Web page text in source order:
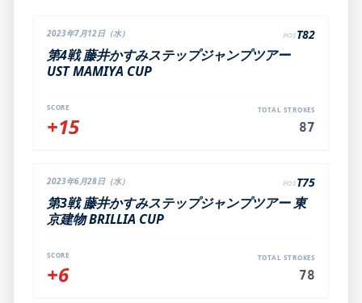
2023年7月12日（水） POST82
第4戦 藤井かすみステップジャンプツアー
UST MAMIYA CUP
SCORE
+15
TOTAL STROKES
87
2023年6月28日（水） POST75
第3戦 藤井かすみステップジャンプツアー 東
京建物 BRILLIA CUP
SCORE
+6
TOTAL STROKES
78